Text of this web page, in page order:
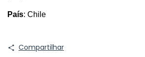
País: Chile
Compartilhar